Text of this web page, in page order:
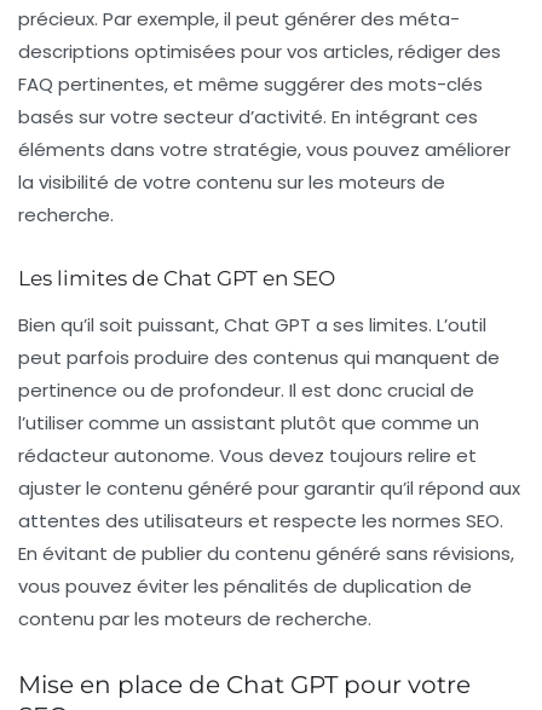
précieux. Par exemple, il peut générer des méta-
descriptions optimisées pour vos articles, rédiger des
FAQ pertinentes, et même suggérer des mots-clés
basés sur votre secteur d’activité. En intégrant ces
éléments dans votre stratégie, vous pouvez améliorer
la visibilité de votre contenu sur les moteurs de
recherche.
Les limites de Chat GPT en SEO
Bien qu’il soit puissant, Chat GPT a ses limites. L’outil
peut parfois produire des contenus qui manquent de
pertinence ou de profondeur. Il est donc crucial de
l’utiliser comme un assistant plutôt que comme un
rédacteur autonome. Vous devez toujours relire et
ajuster le contenu généré pour garantir qu’il répond aux
attentes des utilisateurs et respecte les normes SEO.
En évitant de publier du contenu généré sans révisions,
vous pouvez éviter les pénalités de duplication de
contenu par les moteurs de recherche.
Mise en place de Chat GPT pour votre